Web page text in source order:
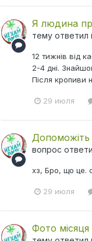
Я людина
тему ответил
12 тижнів від
2-4 дні.
Після кропиви
29 июля
Допоможіть
вопрос
хз, Бро, що це.
29 июля
Фото